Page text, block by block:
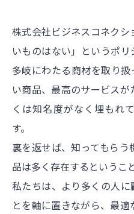
株式会社ビジネスコネク
いものはない」というポリ
多岐にわたる商材を取り
い商品、最高のサービス
くは知名度がなく埋もれ
す。
裏を返せば、知ってもら
品は多く存在するというこ
私たちは、より多くの人
とを軸に置きながら、最